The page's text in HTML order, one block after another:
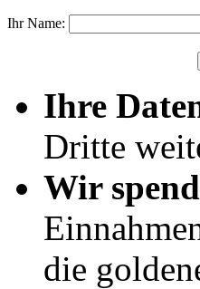
Ihr Name:
Ihre
Dritte
Wir
die